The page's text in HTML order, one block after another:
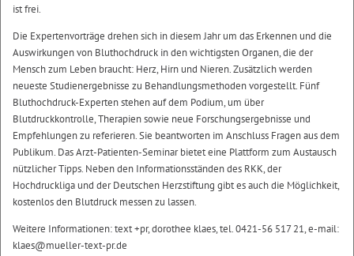
ist frei.
Die Expertenvorträge drehen sich in diesem Jahr um das Erkennen und die
Auswirkungen von Bluthochdruck in den wichtigsten Organen, die der
Mensch zum Leben braucht: Herz, Hirn und Nieren. Zusätzlich werden
neueste Studienergebnisse zu Behandlungsmethoden vorgestellt. Fünf
Bluthochdruck-Experten stehen auf dem Podium, um über
Blutdruckkontrolle, Therapien sowie neue Forschungsergebnisse und
Empfehlungen zu referieren. Sie beantworten im Anschluss Fragen aus dem
Publikum. Das Arzt-Patienten-Seminar bietet eine Plattform zum Austausch
nützlicher Tipps. Neben den Informationsständen des RKK, der
Hochdruckliga und der Deutschen Herzstiftung gibt es auch die Möglichkeit,
kostenlos den Blutdruck messen zu lassen.
Weitere Informationen: text +pr, dorothee klaes, tel. 0421-56 517 21, e-mail:
klaes@mueller-text-pr.de